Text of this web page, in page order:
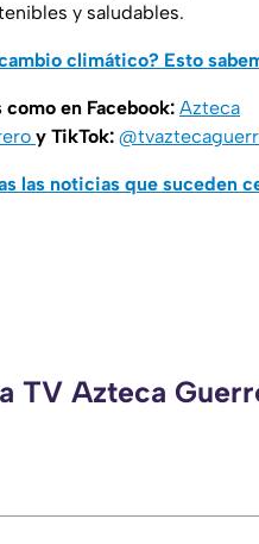
y saludables.
climático? Esto
en Facebook: Azteca
y TikTok:
las noticias que suceden
TV Azteca